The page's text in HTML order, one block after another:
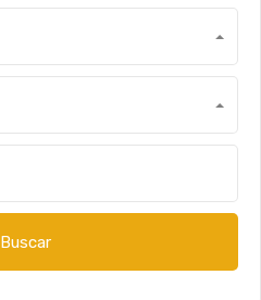
Buscar